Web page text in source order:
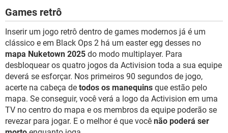
Games retrô
Inserir um jogo retrô dentro de games modernos já é um
clássico e em Black Ops 2 há um easter egg desses no
mapa Nuketown 2025 do modo multiplayer. Para
desbloquear os quatro jogos da Activision toda a sua equipe
deverá se esforçar. Nos primeiros 90 segundos de jogo,
acerte na cabeça de todos os manequins que estão pelo
mapa. Se conseguir, você verá a logo da Activision em uma
TV no centro do mapa e os membros da equipe poderão se
revezar para jogar. E o melhor é que você não poderá ser